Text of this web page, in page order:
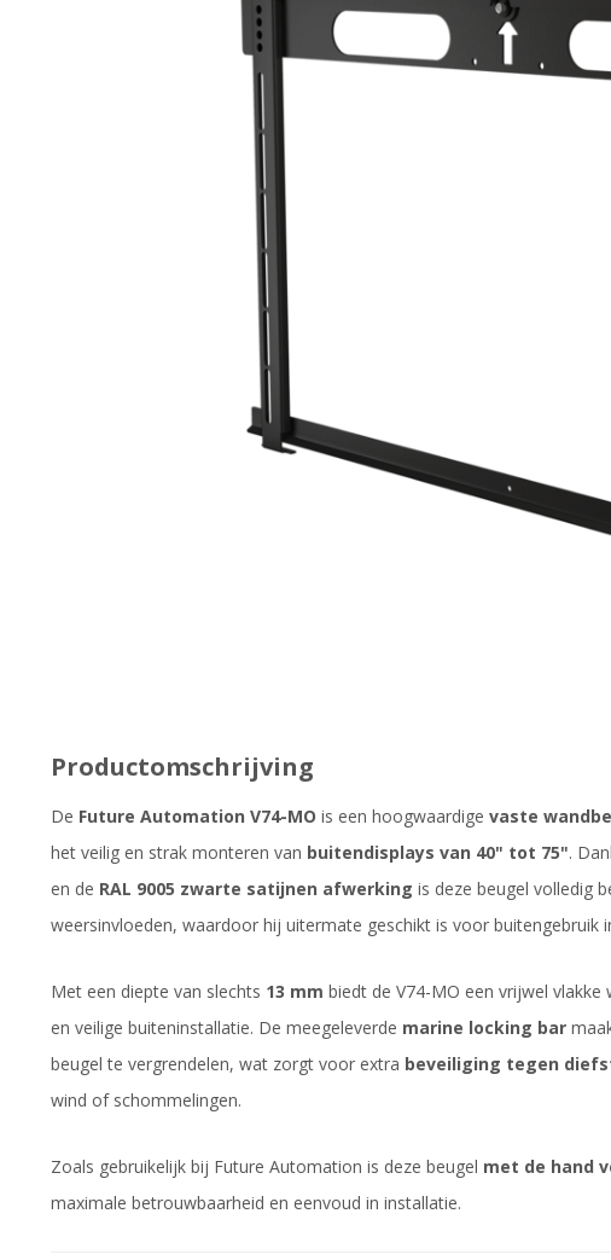
Productomschrijving
De Future Automation V74-MO is een hoogwaardige vaste
het veilig en strak monteren van buitendisplays van 40" tot 75".
en de RAL 9005 zwarte satijnen afwerking is deze beugel volledig
weersinvloeden, waardoor hij uitermate geschikt is voor buitengebruik
Met een diepte van slechts 13 mm biedt de V74-MO een vrijwel
en veilige buiteninstallatie. De meegeleverde marine locking bar
beugel te vergrendelen, wat zorgt voor extra beveiliging tegen
wind of schommelingen.
Zoals gebruikelijk bij Future Automation is deze beugel met de hand
maximale betrouwbaarheid en eenvoud in installatie.